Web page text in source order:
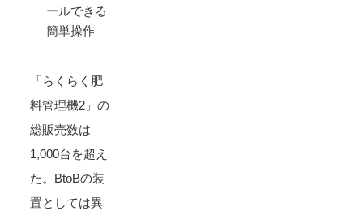
ールできる
簡単操作
「らくらく肥
料管理機2」の
総販売数は
1,000台を超え
た。BtoBの装
置としては異